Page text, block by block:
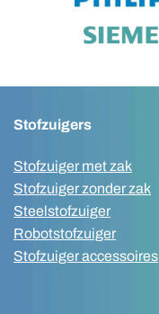
Stofzuigers
Stofzuiger met zak
Stofzuiger zonder zak
Steelstofzuiger
Robotstofzuiger
Stofzuiger accessoires